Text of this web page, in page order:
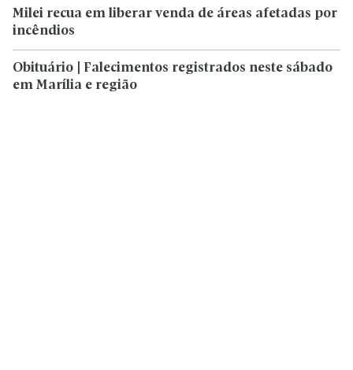
Milei recua em liberar venda de áreas afetadas por
incêndios
Obituário | Falecimentos registrados neste sábado
em Marília e região